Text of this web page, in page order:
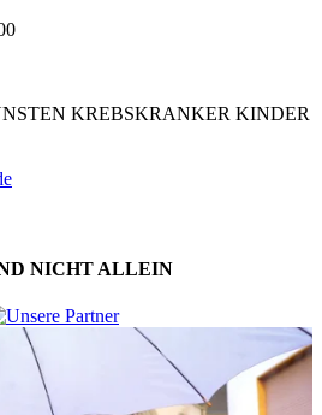
KREBSKRANKER KINDER
NICHT ALLEIN